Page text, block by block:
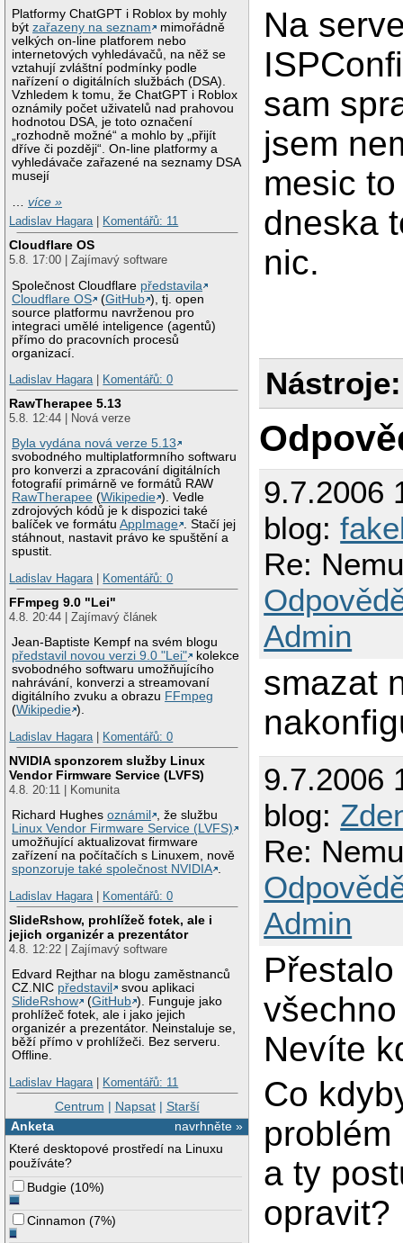
Platformy ChatGPT i Roblox by mohly
býtzařazeny na seznam
mimořádně
velkých on-line platforem nebo
internetových vyhledávačů, na něž se
vztahují zvláštní podmínky podle
nařízení o digitálních službách (DSA).
Vzhledem k tomu, že ChatGPT i Roblox
oznámily počet uživatelů nad prahovou
hodnotou DSA, je toto označení
„rozhodně možné“ a mohlo by „přijít
dříve či později“. On-line platformy a
vyhledávače zařazené na seznamy DSA
musejí
…více »
Ladislav Hagara| Komentářů: 11
Cloudflare OS
5.8. 17:00 | Zajímavý software
Společnost Cloudflare představila
Cloudflare OS
(GitHub ), tj. open
source platformu navrženou pro
integraci umělé inteligence (agentů)
přímo do pracovních procesů
organizací.
Ladislav Hagara| Komentářů: 0
RawTherapee 5.13
5.8. 12:44 | Nová verze
Byla vydána nová verze 5.13
svobodného multiplatformního softwaru
pro konverzi a zpracování digitálních
fotografií primárně ve formátů RAW
RawTherapee (Wikipedie ). Vedle
zdrojových kódů je k dispozici také
balíček ve formátuAppImage . Stačí jej
stáhnout, nastavit právo ke spuštění a
spustit.
Ladislav Hagara| Komentářů: 0
FFmpeg 9.0 "Lei"
4.8. 20:44 | Zajímavý článek
Jean-Baptiste Kempf na svém blogu
představil novou verzi 9.0 "Lei"
kolekce
svobodného softwaru umožňujícího
nahrávání, konverzi a streamovaní
digitálního zvuku a obrazu FFmpeg
(Wikipedie ).
Ladislav Hagara| Komentářů: 0
NVIDIA sponzorem služby Linux
Vendor Firmware Service (LVFS)
4.8. 20:11 | Komunita
Richard Hughesoznámil
, že službu
Linux Vendor Firmware Service (LVFS)
umožňující aktualizovat firmware
zařízení na počítačích s Linuxem, nově
sponzoruje také společnost NVIDIA .
Ladislav Hagara| Komentářů: 0
SlideRshow, prohlížeč fotek, ale i
jejich organizér a prezentátor
4.8. 12:22 | Zajímavý software
Edvard Rejthar na blogu zaměstnanců
CZ.NIC představil
svou aplikaci
SlideRshow
(GitHub ). Funguje jako
prohlížeč fotek, ale i jako jejich
organizér a prezentátor. Neinstaluje se,
běží přímo v prohlížeči. Bez serveru.
Offline.
Ladislav Hagara| Komentářů: 11
Centrum | Napsat| Starší
navrhněte »
Anketa
Které desktopové prostředí na Linuxu
používáte?
Budgie (10%)
Cinnamon (7%)
Na
sam
jsem
mesic
dneska
nic.
Nástroje:
9.7.2006
blog:
Re:
Admin
smazat
9.7.2006
blog:
Re:
Admin
Nevíte
Co
a ty
opravit?